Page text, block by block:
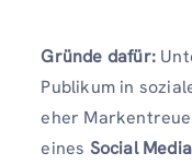
Gründe dafür:
Publikum in
eher
eines Social